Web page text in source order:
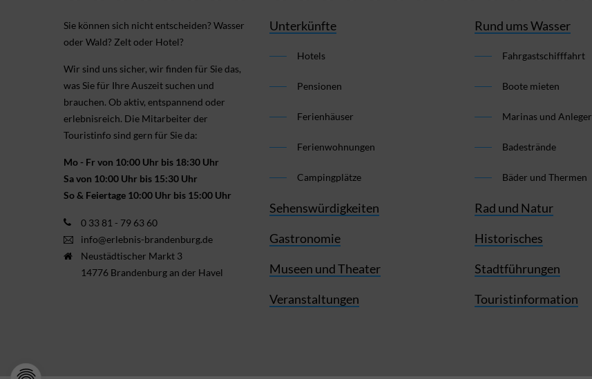
Sie können sich nicht ent­scheiden? Wasser
oder Wald? Zelt oder Hotel?
Wir sind uns sicher, wir finden für Sie das,
was Sie für Ihre Aus­zeit suchen und
brauchen. Ob aktiv, ent­spannend oder
erlebnis­reich. Die Mitarbeiter der
Touristinfo sind gern für Sie da:
Mo - Fr von 10:00 Uhr bis 18:30 Uhr
Sa von 10:00 Uhr bis 15:30 Uhr
So & Feiertage 10:00 Uhr bis 15:00 Uhr
0 33 81 - 79 63 60
info@erlebnis-brandenburg.de
Neustädtischer Markt 3
14776 Brandenburg an der Havel
Unterkünfte
Hotels
Pensionen
Ferienhäuser
Ferienwohnungen
Campingplätze
Sehenswürdigkeiten
Gastronomie
Museen und Theater
Veranstaltungen
Rund ums Wasser
Fahrgastschifffahrt
Boote mieten
Marinas und Anleger
Badestrände
Bäder und Thermen
Rad und Natur
Historisches
Stadtführungen
Touristinformation